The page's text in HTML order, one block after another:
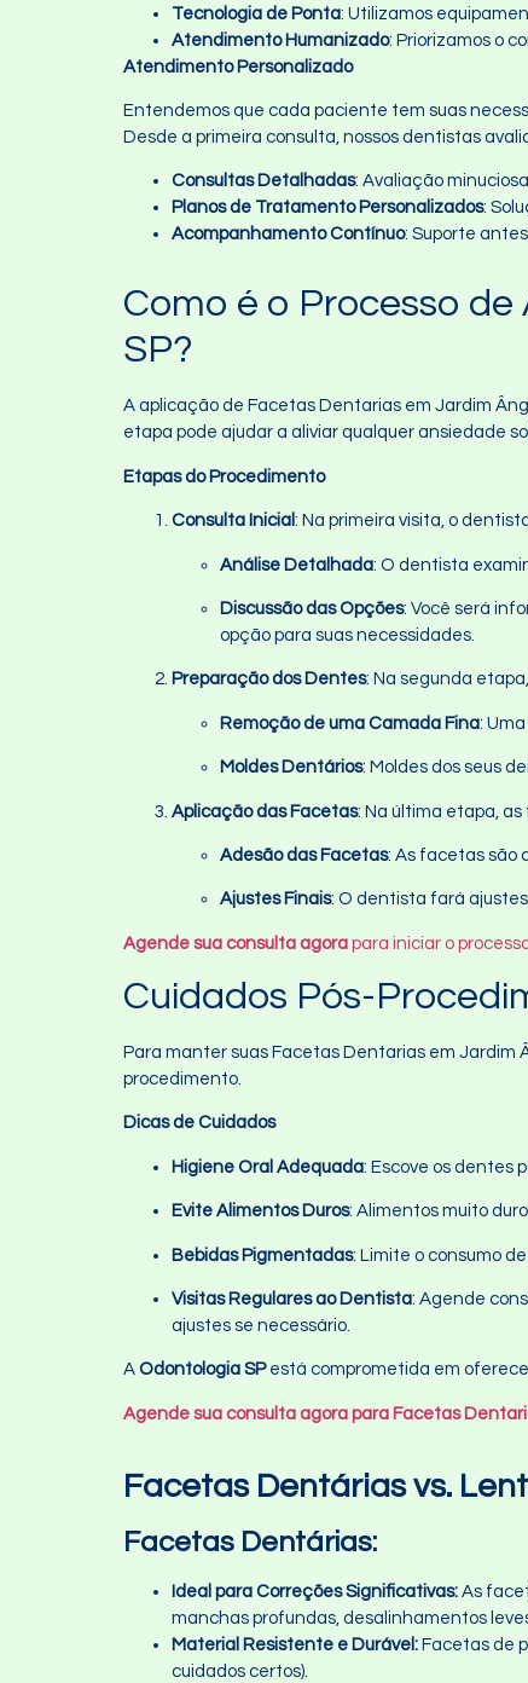
Tecnologia de Ponta: Utilizamos
Atendimento Humanizado: Priorizamos o
Atendimento Personalizado
Entendemos que cada paciente tem suas
Desde a primeira consulta, nossos dentistas
Consultas Detalhadas: Avaliação
Planos de Tratamento Personalizados:
Acompanhamento Contínuo: Suporte
Como é o Processo
SP?
A aplicação de Facetas Dentarias em Jardim
etapa pode ajudar a aliviar qualquer ansiedade
Etapas do Procedimento
Consulta Inicial : Na primeira visita, o
Análise Detalhada: O dentista
Discussão das Opções: Você será
opção para suas necessidades.
Preparação dos Dentes: Na segunda
Remoção de uma Camada Fina:
Moldes Dentários: Moldes dos seus
Aplicação das Facetas: Na última etapa,
Adesão das Facetas: As facetas são
Ajustes Finais: O dentista fará
Agende sua consulta agora para iniciar o
Cuidados Pós-
Para manter suas Facetas Dentarias em Jardim
procedimento.
Dicas de Cuidados
Higiene Oral Adequada: Escove os dentes
Evite Alimentos Duros: Alimentos muito
Bebidas Pigmentadas: Limite o consumo
Visitas Regulares ao Dentista: Agende
ajustes se necessário.
A Odontologia SPestá comprometida em
Agende sua consulta agora para Facetas
Facetas Dentárias vs.
Facetas Dentárias:
Ideal para Correções Significativas: As
manchas profundas, desalinhamentos
Material Resistente e Durável: Facetas de
cuidados certos).